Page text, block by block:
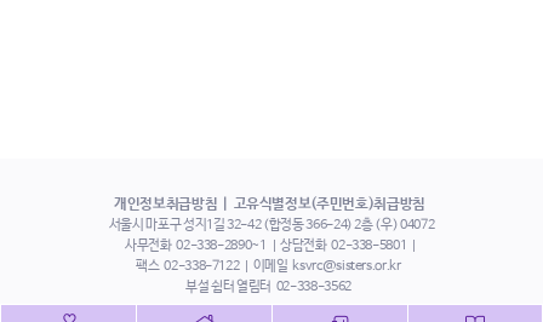
개인정보취급방침 고유식별정보(주민번호)취급방침
서울시 마포구 성지1길 32-42 (합정동 366-24) 2층 (우) 04072
사무전화 02-338-2890~1 상담전화 02-338-5801
팩스 02-338-7122 이메일 ksvrc@sisters.or.kr
부설 쉼터 열림터 02-338-3562